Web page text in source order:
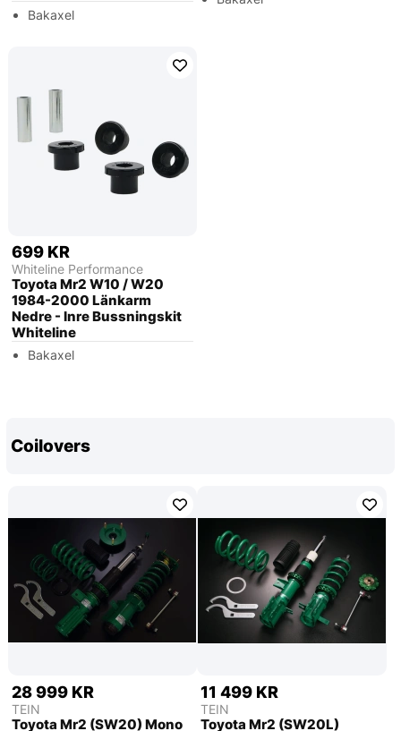
Bakaxel
699 KR
Whiteline Performance
Toyota Mr2 W10 / W20
1984-2000 Länkarm
Nedre - Inre Bussningskit
Whiteline
Bakaxel
Coilovers
28 999 KR
TEIN
Toyota Mr2 (SW20) Mono
11 499 KR
TEIN
Toyota Mr2 (SW20L)